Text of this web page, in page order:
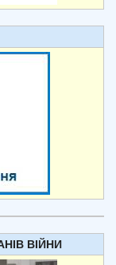
ВІЙНИ